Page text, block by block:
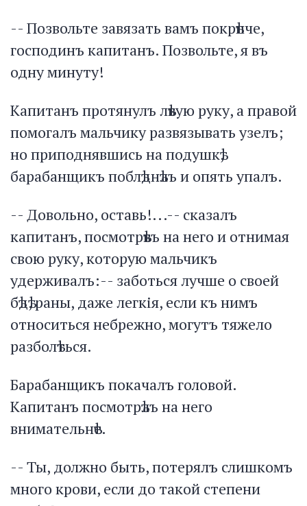
-- Позвольте завязать вамъ покрѣпче,
господинъ капитанъ. Позвольте, я въ
одну минуту!
Капитанъ протянулъ лѣвую руку, а правой
помогалъ мальчику развязывать узелъ;
но приподнявшись на подушкѣ,
барабанщикъ поблѣднѣлъ и опять упалъ.
-- Довольно, оставь!...-- сказалъ
капитанъ, посмотрѣвъ на него и отнимая
свою руку, которую мальчикъ
удерживалъ:-- заботься лучше о своей
бѣдѣ, раны, даже легкія, если къ нимъ
относиться небрежно, могутъ тяжело
разболѣться.
Барабанщикъ покачалъ головой.
Капитанъ посмотрѣлъ на него
внимательнѣе.
-- Ты, должно быть, потерялъ слишкомъ
много крови, если до такой степени